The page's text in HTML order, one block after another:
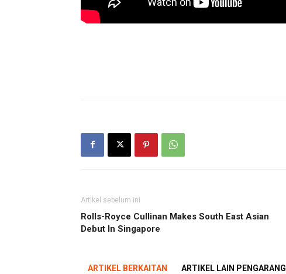
Artikel sebelum ini
Rolls-Royce Cullinan Makes South East Asian
Debut In Singapore
ARTIKEL BERKAITAN ARTIKEL LAIN PENGARANG